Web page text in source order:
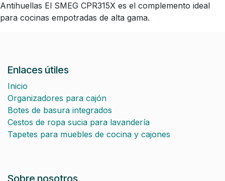
Antihuellas El SMEG CPR315X es el complemento ideal
para cocinas empotradas de alta gama.
Enlaces útiles
Inicio
Organizadores para cajón
Botes de basura integrados
Cestos de ropa sucia para lavandería
Tapetes para muebles de cocina y cajones
Sobre nosotros